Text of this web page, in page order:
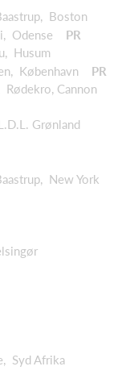
Boston
Odense PR
Husum
København PR
Cannon
Grønland
New York
Syd Afrika